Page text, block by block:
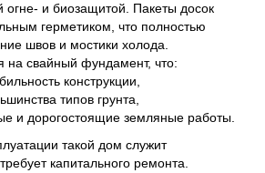
огне- и биозащитой. Пакеты досок
герметиком, что полностью
швов и мостики холода.
на свайный фундамент, что:
конструкции,
типов грунта,
и дорогостоящие земляные работы.
такой дом служит
капитального ремонта.